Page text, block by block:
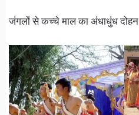
जंगलों से कच्चे माल का अंधाधुंध दोहन